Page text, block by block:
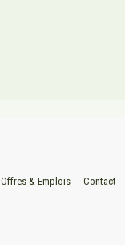
Offres & Emplois Contact